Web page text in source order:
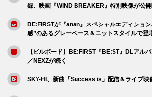
録、映画『WIND BREAKER』特別映像が公開
BE:FIRSTが『anan』スペシャルエディション
感”のあるグレーベース＆ニットスタイルで登
【ビルボード】BE:FIRST『BE:ST』DLアル
／NEXZが続く
SKY-HI、新曲「Success is」配信＆ライブ映